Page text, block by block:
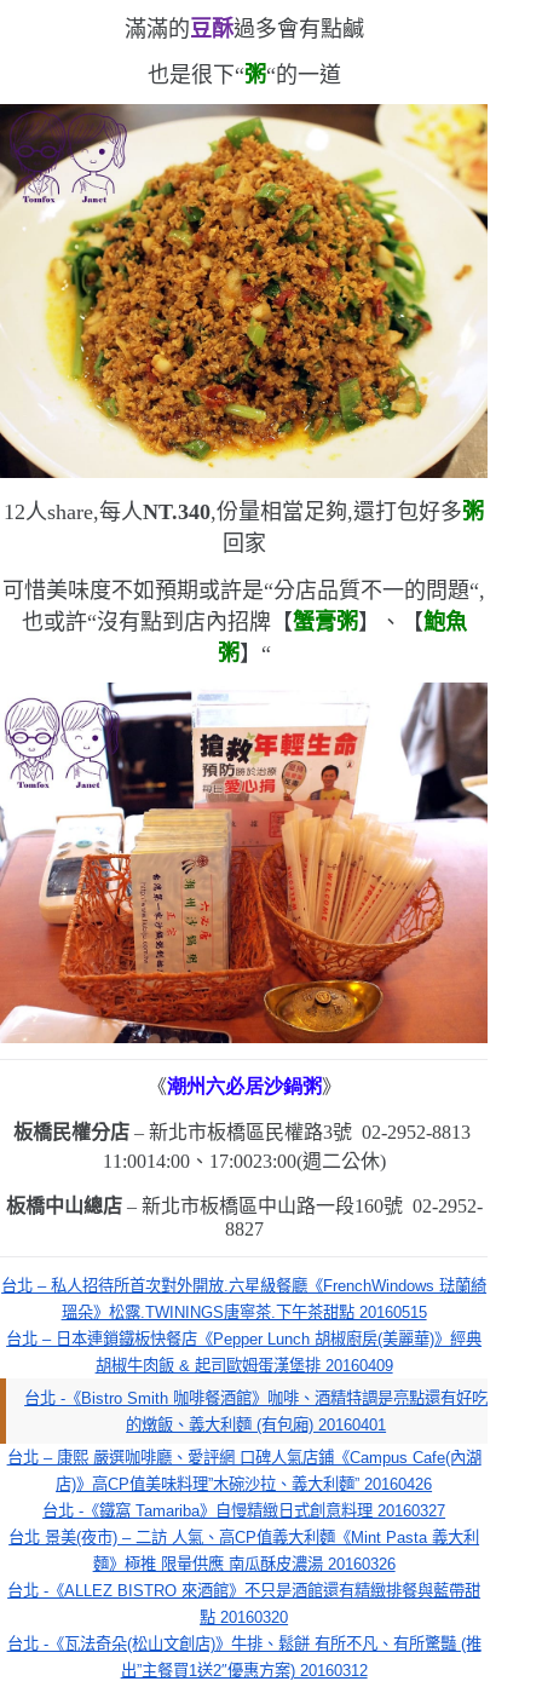
滿滿的豆酥過多會有點鹹
也是很下“粥“的一道
12人share,每人NT.340,份量相當足夠,還打包好多粥
回家
可惜美味度不如預期或許是“分店品質不一的問題“,
也或許“沒有點到店內招牌【蟹膏粥】、【鮑魚
粥】 “
《潮州六必居沙鍋粥》
板橋民權分店– 新北市板橋區民權路3號 02-2952-8813
11:0014:00、 17:0023:00(週二公休)
板橋中山總店 – 新北市板橋區中山路一段160號02-2952-
8827
台北 – 私人招待所首次對外開放.六星級餐廳《FrenchWindows 琺蘭綺
瑥朵》松露.TWININGS唐寧茶.下午茶甜點 20160515
台北 – 日本連鎖鐵板快餐店《Pepper Lunch 胡椒廚房(美麗華)》經典
胡椒牛肉飯 & 起司歐姆蛋漢堡排 20160409
台北 -《Bistro Smith 咖啡餐酒館》咖啡、酒精特調是亮點還有好吃
的燉飯、義大利麵 (有包廂) 20160401
台北 – 康熙 嚴選咖啡廳、愛評網 口碑人氣店鋪《Campus Cafe(內湖
店)》高CP值美味料理”木碗沙拉、義大利麵” 20160426
台北 -《鐵窩 Tamariba》自慢精緻日式創意料理 20160327
台北 景美(夜市) – 二訪 人氣、高CP值義大利麵《Mint Pasta 義大利
麵》極推 限量供應 南瓜酥皮濃湯 20160326
台北 -《ALLEZ BISTRO 來酒館》不只是酒館還有精緻排餐與藍帶甜
點 20160320
台北 -《瓦法奇朵(松山文創店)》牛排、鬆餅 有所不凡、有所驚豔 (推
出”主餐買1送2″優惠方案) 20160312